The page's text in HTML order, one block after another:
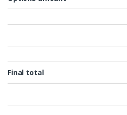
Final total